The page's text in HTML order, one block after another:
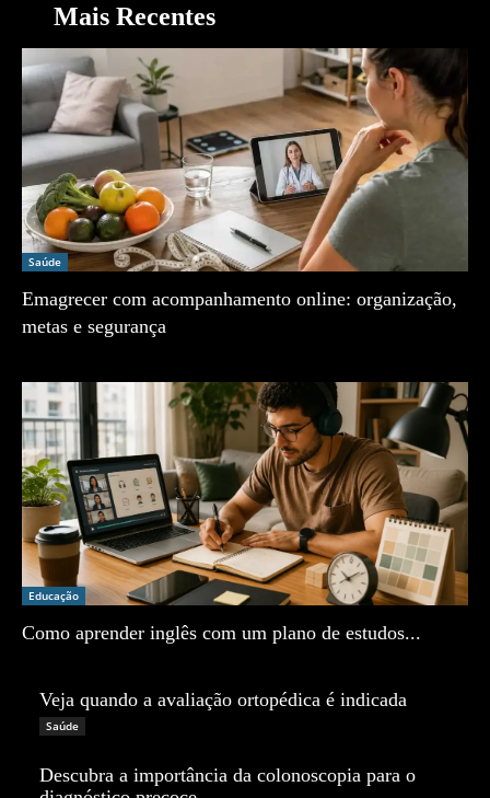
Mais Recentes
Saúde
Emagrecer com acompanhamento online: organização,
metas e segurança
Educação
Como aprender inglês com um plano de estudos...
Veja quando a avaliação ortopédica é indicada
Saúde
Descubra a importância da colonoscopia para o